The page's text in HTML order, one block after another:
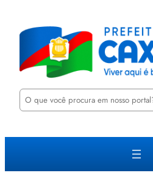
P
u
a